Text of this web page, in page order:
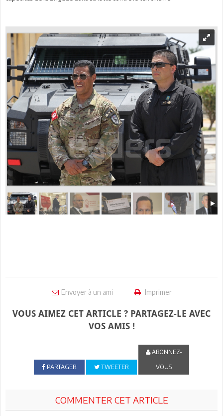
Envoyer à un ami Imprimer
VOUS AIMEZ CET ARTICLE ? PARTAGEZ-LE AVEC
VOS AMIS !
PARTAGER TWEETER
ABONNEZ-
VOUS
COMMENTER CET ARTICLE